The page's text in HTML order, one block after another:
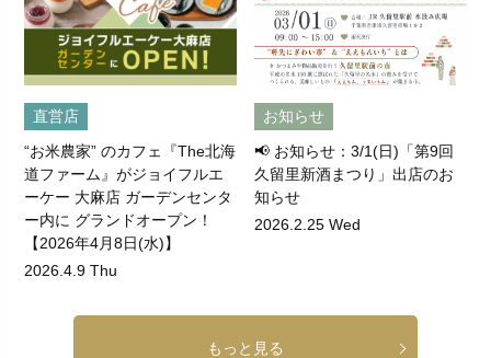
直営店
“お米農家” のカフェ『The北海
道ファーム』がジョイフルエ
ーケー 大麻店 ガーデンセンタ
ー内に グランドオープン！
【2026年4月8日(水)】
2026.4.9 Thu
お知らせ
📢 お知らせ：3/1(日)「第9回
久留里新酒まつり」出店のお
知らせ
2026.2.25 Wed
もっと見る